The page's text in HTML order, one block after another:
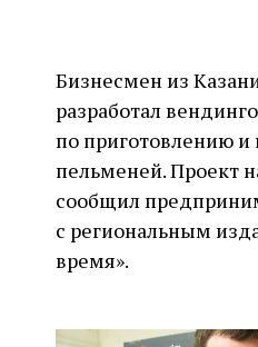
Бизнесмен из
разработал
по приготовлению и
пельменей. Проект
сообщил
с региональным
время».